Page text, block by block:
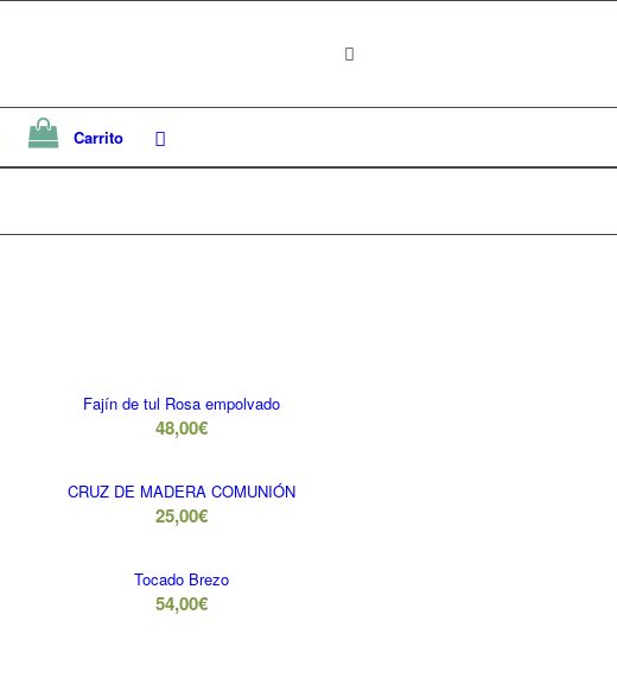
Carrito
Fajín de tul Rosa empolvado
48,00€
CRUZ DE MADERA COMUNIÓN
25,00€
Tocado Brezo
54,00€